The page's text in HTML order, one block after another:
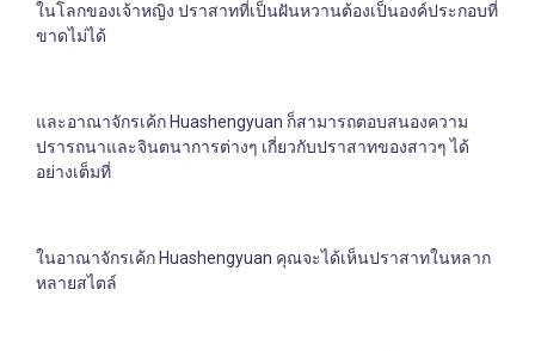
ในโลกของเจ้าหญิง ปราสาทที่เป็นฝันหวานต้องเป็นองค์ประกอบที่
ขาดไม่ได้
และอาณาจักรเค้ก Huashengyuan ก็สามารถตอบสนองความ
ปรารถนาและจินตนาการต่างๆ เกี่ยวกับปราสาทของสาวๆ ได้
อย่างเต็มที่
ในอาณาจักรเค้ก Huashengyuan คุณจะได้เห็นปราสาทในหลาก
หลายสไตล์